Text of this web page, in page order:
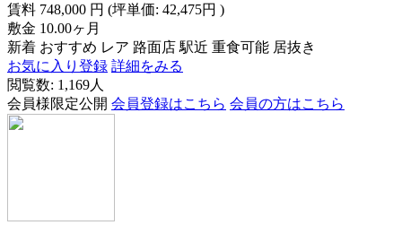
賃料 748,000 円 (坪単価: 42,475円 )
敷金 10.00ヶ月
新着 おすすめ レア 路面店 駅近 重食可能 居抜き
お気に入り登録 詳細をみる
閲覧数: 1,169人
会員様限定公開 会員登録はこちら 会員の方はこちら